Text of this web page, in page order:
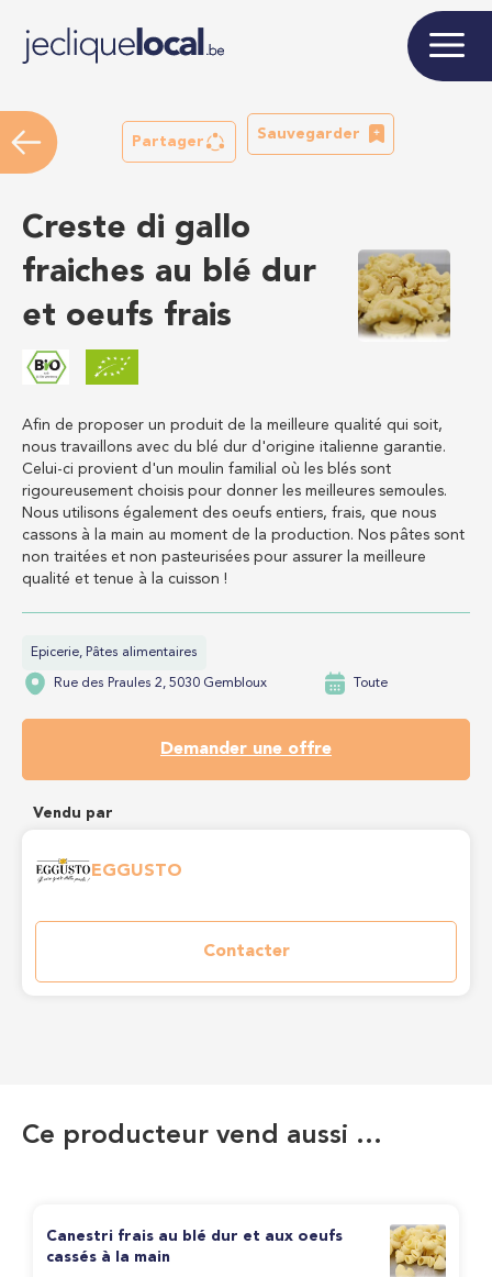
Partager
Sauvegarder
Creste di gallo
fraiches au blé dur
et oeufs frais
Afin de proposer un produit de la meilleure qualité qui soit,
nous travaillons avec du blé dur d'origine italienne garantie.
Celui-ci provient d'un moulin familial où les blés sont
rigoureusement choisis pour donner les meilleures semoules.
Nous utilisons également des oeufs entiers, frais, que nous
cassons à la main au moment de la production. Nos pâtes sont
non traitées et non pasteurisées pour assurer la meilleure
qualité et tenue à la cuisson !
Epicerie, Pâtes alimentaires
Rue des Praules 2, 5030 Gembloux Toute
Demander une offre
Vendu par
EGGUSTO
Contacter
Ce producteur vend aussi …
Canestri frais au blé dur et aux oeufs
cassés à la main